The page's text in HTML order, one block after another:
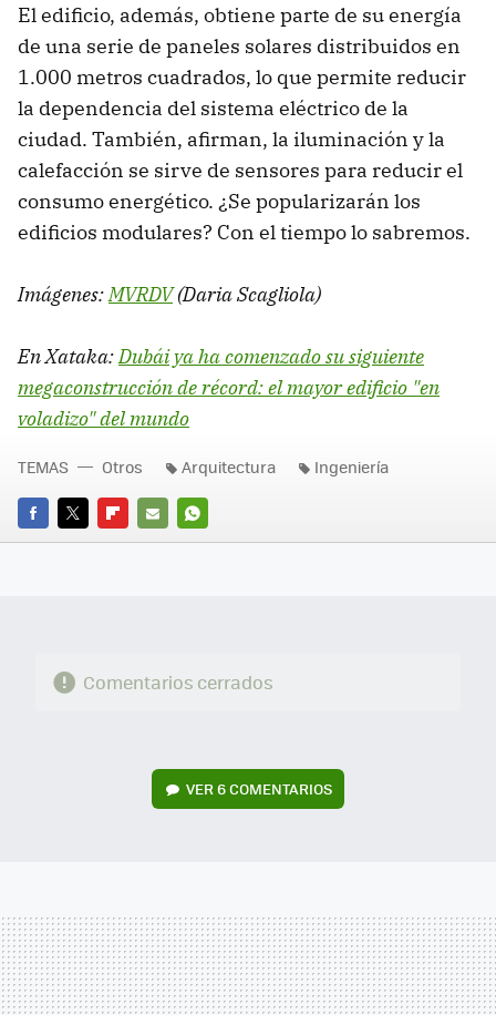
El edificio, además, obtiene parte de su energía
de una serie de paneles solares distribuidos en
1.000 metros cuadrados, lo que permite reducir
la dependencia del sistema eléctrico de la
ciudad. También, afirman, la iluminación y la
calefacción se sirve de sensores para reducir el
consumo energético. ¿Se popularizarán los
edificios modulares? Con el tiempo lo sabremos.
Imágenes:MVRDV(Daria Scagliola)
En Xataka:Dubái ya ha comenzado su siguiente
megaconstrucción de récord: el mayor edificio "en
voladizo" del mundo
FACEBOOK
TWITTERFLIPBOARD
E-
WHATSAPP
TEMAS Otros Arquitectura Ingeniería
Comentarios cerrados
VER6 COMENTARIOS